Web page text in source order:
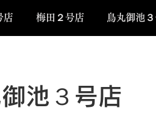
店 梅田２号店 鳥丸御池
池３号店